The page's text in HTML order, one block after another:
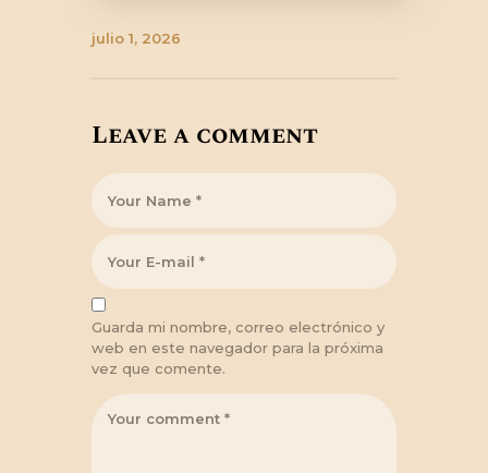
julio 1, 2026
Leave a comment
Guarda mi nombre, correo electrónico y
web en este navegador para la próxima
vez que comente.